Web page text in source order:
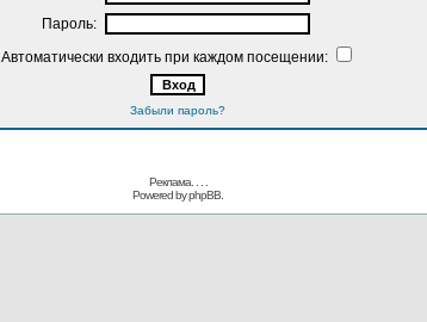
Пароль:
Автоматически входить при каждом посещении:
Забыли пароль?
Реклама. . .
Powered byphpBB.